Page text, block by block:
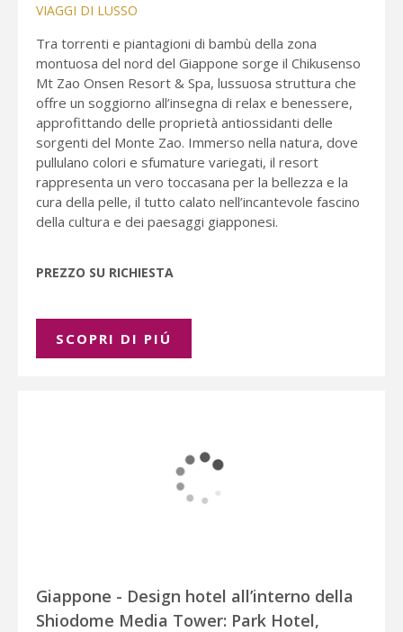
VIAGGI DI LUSSO
Tra torrenti e piantagioni di bambù della zona
montuosa del nord del Giappone sorge il Chikusenso
Mt Zao Onsen Resort & Spa, lussuosa struttura che
offre un soggiorno all’insegna di relax e benessere,
approfittando delle proprietà antiossidanti delle
sorgenti del Monte Zao. Immerso nella natura, dove
pullulano colori e sfumature variegati, il resort
rappresenta un vero toccasana per la bellezza e la
cura della pelle, il tutto calato nell’incantevole fascino
della cultura e dei paesaggi giapponesi.
PREZZO SU RICHIESTA
SCOPRI DI PIÚ
Giappone - Design hotel all’interno della
Shiodome Media Tower: Park Hotel,